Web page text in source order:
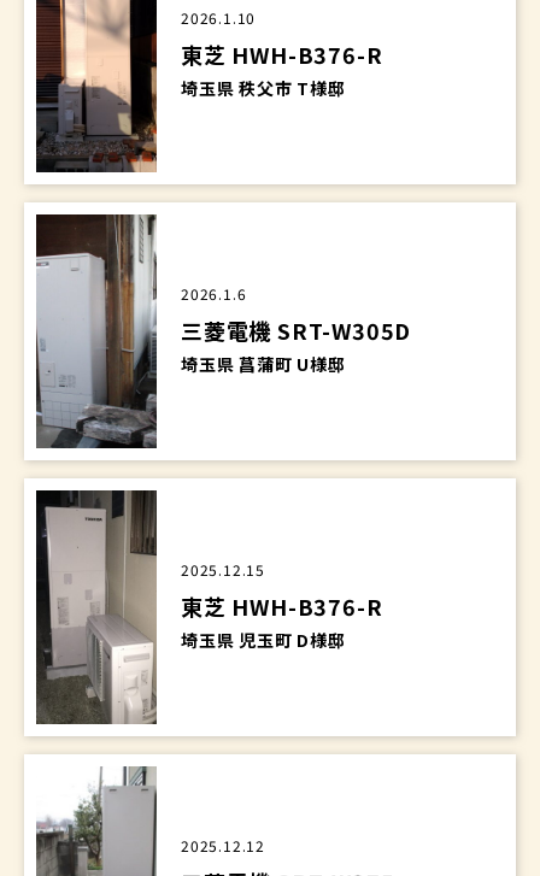
2026.1.10
東芝 HWH-B376-R
埼玉県 秩父市 T様邸
2026.1.6
三菱電機 SRT-W305D
埼玉県 菖蒲町 U様邸
2025.12.15
東芝 HWH-B376-R
埼玉県 児玉町 D様邸
2025.12.12